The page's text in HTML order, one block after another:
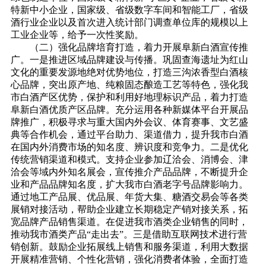
特新中小企业，国家级、省级数字车间和智能工厂，省级
酒行业企业以及首次进入统计部门调查单位库的规模以上
工业企业等，给予一次性奖励。
（二）强化品牌培育打造，着力开展阜新白酒宣传推
广。一是推进区域品牌建设与传播。巩固查海遗址为红山
文化的重要发源地绝对优势地位，打造三沟浓香型白酒核
心品牌，突出原产地、纯粮固态酿造工艺等特色，强化我
市白酒产区优势，保护和利用好地理标识产品，着力打造
阜新白酒优质产区品牌。充分运用各种新媒体平台开展品
牌推广，积极寻求与重大国内外会议、体育赛事、文艺盛
典等合作机会，通过平台助力、渠道借力，提升我市白酒
在国内外消费市场的知名度、辨识度和竞争力。二是优化
传统营销渠道和模式。支持企业参加辽洽会、消博会、津
洽会等域内外知名展会，宣传推介产品品牌，不断提升企
业和产品品牌知名度，扩大我市白酒老字号品牌影响力。
通过地工产品展、优品展、年货大集、糖酒交易会等各类
展销对接活动，帮助企业建立长期稳定产销对接关系，拓
宽品牌产品销售渠道。在促进我市酒类企业销售的同时，
推动我市酒类产品“走出去”。三是借助互联网技术进行营
销创新。鼓励企业拓展线上销售和服务渠道，利用大数据
开展精准营销、个性化营销，强化消费者体验，全面打造